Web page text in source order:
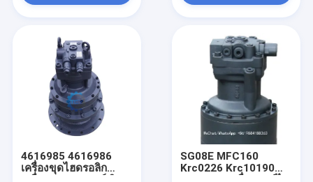
4616985 4616986
เครื่องขุดไฮดรอลิก
SG08E MFC160
Krc0226 Krc10190